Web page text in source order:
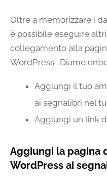
Oltre a memorizzare i
è possibile eseguire
collegamento alla
WordPress . Diamo
Aggiungi il tuo
ai segnalibri nel
Aggiungi un link
Aggiungi la pagina
WordPress ai